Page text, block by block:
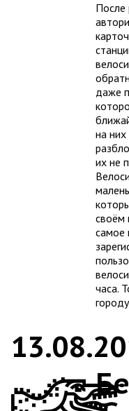
После
даже
на
их не
своём
самое
часа.